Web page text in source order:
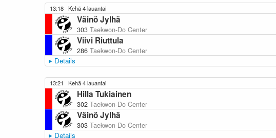
13:18 Kehä 4 lauantai
Väinö Jylhä
303 Taekwon-Do Center
Viivi Riuttula
286 Taekwon-Do Center
Details
13:21 Kehä 4 lauantai
Hilla Tukiainen
302 Taekwon-Do Center
Väinö Jylhä
303 Taekwon-Do Center
Details